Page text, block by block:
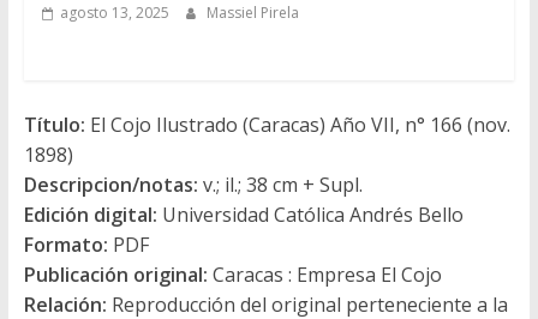
agosto 13, 2025 Massiel Pirela
Título: El Cojo Ilustrado (Caracas) Año VII, n° 166 (nov.
1898)
Descripcion/notas: v.; il.; 38 cm + Supl.
Edición digital: Universidad Católica Andrés Bello
Formato: PDF
Publicación original: Caracas : Empresa El Cojo
Relación: Reproducción del original perteneciente a la